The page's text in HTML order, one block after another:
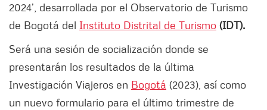
2024’, desarrollada por el Observatorio de Turismo
de Bogotá del Instituto Distrital de Turismo (IDT).
Será una sesión de socialización donde se
presentarán los resultados de la última
Investigación Viajeros en Bogotá (2023), así como
un nuevo formulario para el último trimestre de